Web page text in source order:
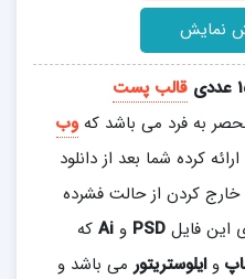
نمایش
قالب پست
به فرد می باشد که وب
کرده شما بعد از دانلود
خارج کردن از حالت فشرده
این فایل PSD و Ai که
وایلوستریتورمی باشد و